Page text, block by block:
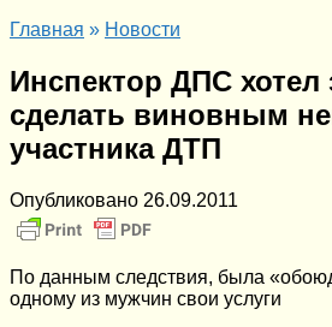
Главная » Новости
Инспектор ДПС хотел
сделать виновным
участника ДТП
Опубликовано 26.09.2011
По данным следствия, была
одному из мужчин свои услуги